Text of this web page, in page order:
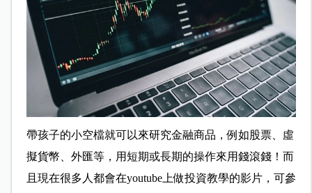
帶孩子的小空檔就可以來研究金融商品，例如股票、虛
擬貨幣、外匯等，用短期或長期的操作來用錢滾錢！而
且現在很多人都會在youtube上做投資教學的影片，可參